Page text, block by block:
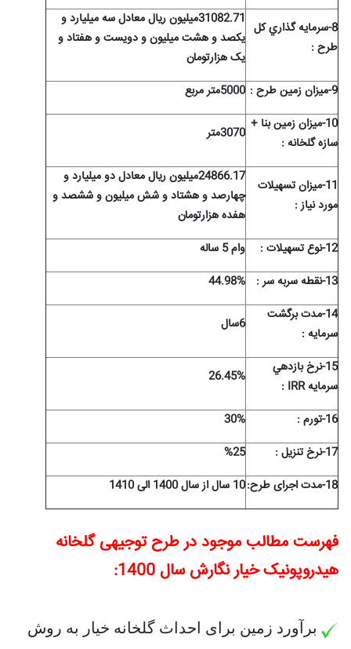
8-سرمايه گذاري کل
طرح :
31082.71میلیون ریال معادل سه میلیارد و
یکصد و هشت میلیون و دویست و هفتاد و
یک هزارتومان
9-ميزان زمين طرح :
5000متر مربع
10-ميزان زمين بنا +
سازه گلخانه :
3070متر
11-ميزان تسهيلات
مورد نياز :
24866.17میلیون ریال معادل دو میلیارد و
چهارصد و هشتاد و شش میلیون و ششصد و
هفده هزارتومان
12-نوع تسهيلات :
وام 5 ساله
13-نقطه سربه سر :
44.98%
14-مدت برگشت
سرمايه :
6سال
15-نرخ بازدهي
سرمايهIRR
:
26.45%
16-تورم :
30%
17-نرخ تنزیل :
%25
18-مدت اجرای طرح:
10 سال از سال 1400 الی 1410
فهرست مطالب موجود در طرح توجیهی گلخانه
هیدروپونیک خیار نگارش سال 1400:
برآورد زمین برای احداث گلخانه خیار به روش